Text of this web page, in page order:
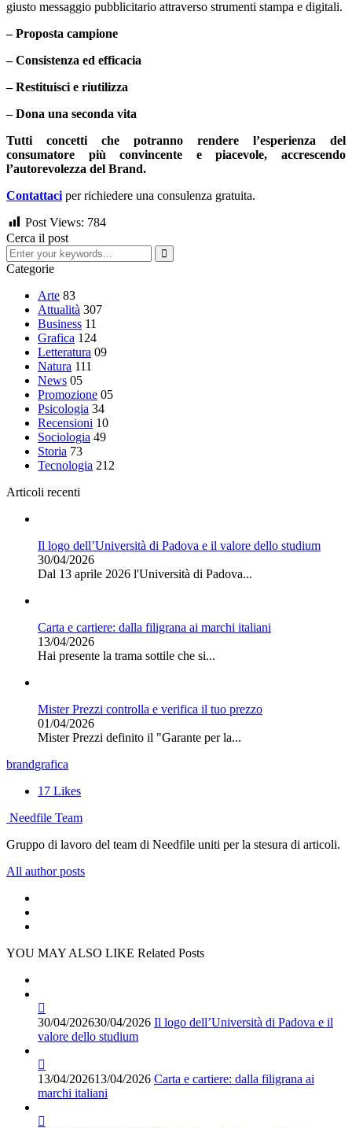
giusto messaggio pubblicitario attraverso strumenti stampa e digitali.
– Proposta campione
– Consistenza ed efficacia
– Restituisci e riutilizza
– Dona una seconda vita
Tutti concetti che potranno rendere l’esperienza del
consumatore più convincente e piacevole, accrescendo
l’autorevolezza del Brand.
Contattaci per richiedere una consulenza gratuita.
Post Views: 784
Cerca il post
Categorie
Arte 83
Attualità 307
Business 11
Grafica 124
Letteratura 09
Natura 111
News 05
Promozione 05
Psicologia 34
Recensioni 10
Sociologia 49
Storia 73
Tecnologia 212
Articoli recenti
Il logo dell’Università di Padova e il valore dello studium
30/04/2026
Dal 13 aprile 2026 l'Università di Padova...
Carta e cartiere: dalla filigrana ai marchi italiani
13/04/2026
Hai presente la trama sottile che si...
Mister Prezzi controlla e verifica il tuo prezzo
01/04/2026
Mister Prezzi definito il "Garante per la...
brandgrafica
17 Likes
Needfile Team
Gruppo di lavoro del team di Needfile uniti per la stesura di articoli.
All author posts
YOU MAY ALSO LIKE Related Posts
30/04/202630/04/2026 Il logo dell’Università di Padova e il
valore dello studium
13/04/202613/04/2026 Carta e cartiere: dalla filigrana ai
marchi italiani